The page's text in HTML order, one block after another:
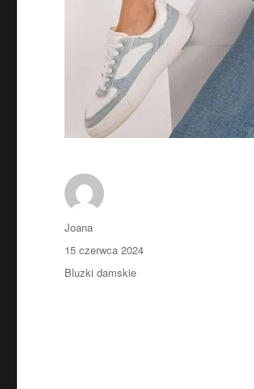
Autor
Joana
Opublikowano
15 czerwca 2024
Kategorie
Bluzki damskie